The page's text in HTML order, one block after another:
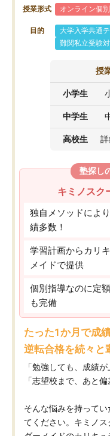
授業形式 オンライン個
目的 大学入学共通
難関私立受験
授
小学生
中学生
高校生
塾探し
キミノスク
独自メソッドによ
績多数！
学習計画からカリ
メイドで提供
個別指導なのに定
も完備
たった1か月で成
逆転合格を続々と
「勉強しても、成績が
「志望校まで、あと
そんな悩みを持って
てください。キミノ